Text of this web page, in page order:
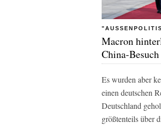
Macron
China-
Es wurden aber
einen deutschen
Deutschland
größtenteils über